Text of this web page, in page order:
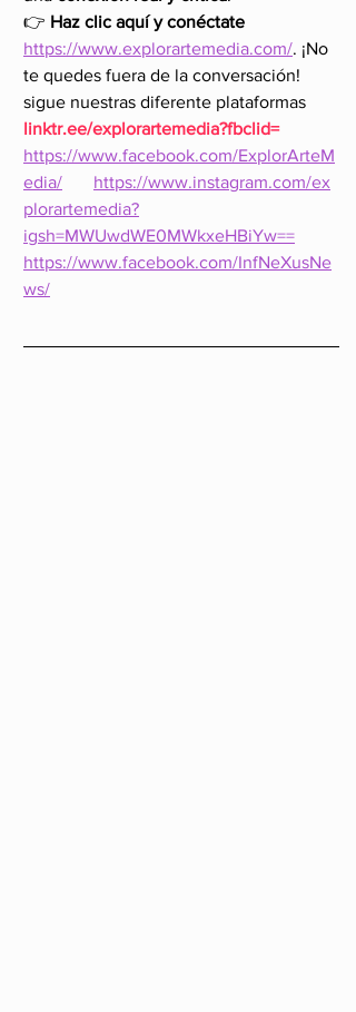
👉 Haz clic aquí y conéctate
https://www.explorartemedia.com/. ¡No
te quedes fuera de la conversación!
sigue nuestras diferente plataformas
linktr.ee/explorartemedia?fbclid=
https://www.facebook.com/ExplorArteM
edia/
https://www.instagram.com/ex
plorartemedia?
igsh=MWUwdWE0MWkxeHBiYw==
https://www.facebook.com/InfNeXusNe
ws/